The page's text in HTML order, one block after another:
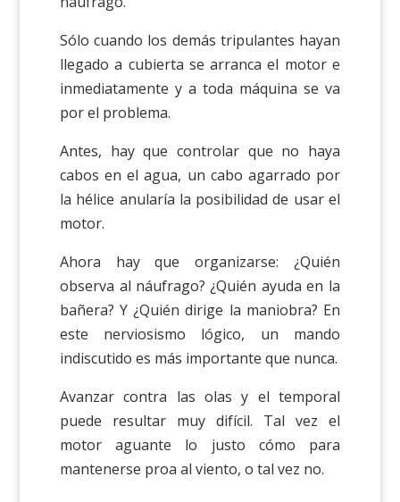
Sólo cuando los demás tripulantes hayan
llegado a cubierta se arranca el motor e
inmediatamente y a toda máquina se va
por el problema.
Antes, hay que controlar que no haya
cabos en el agua, un cabo agarrado por
la hélice anularía la posibilidad de usar el
motor.
Ahora hay que organizarse: ¿Quién
observa al náufrago? ¿Quién ayuda en la
bañera? Y ¿Quién dirige la maniobra? En
este nerviosismo lógico, un mando
indiscutido es más importante que nunca.
Avanzar contra las olas y el temporal
puede resultar muy difícil. Tal vez el
motor aguante lo justo cómo para
mantenerse proa al viento, o tal vez no.